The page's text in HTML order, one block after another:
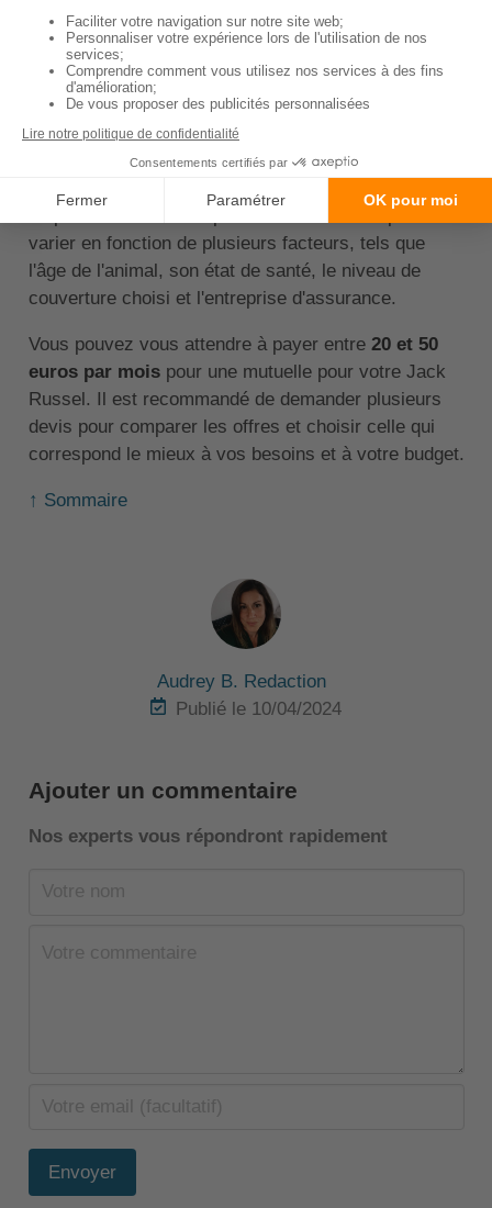
↑ Sommaire
Quel est le prix pour une
mutuelle pour un jack
russel ?
Le prix d'une mutuelle pour un Jack Russel peut
varier en fonction de plusieurs facteurs, tels que
l'âge de l'animal, son état de santé, le niveau de
couverture choisi et l'entreprise d'assurance.
Vous pouvez vous attendre à payer entre 20 et 50
euros par moispour une mutuelle pour votre Jack
Russel. Il est recommandé de demander plusieurs
devis pour comparer les offres et choisir celle qui
correspond le mieux à vos besoins et à votre budget.
↑ Sommaire
Audrey B. Redaction
Publié le 10/04/2024
Ajouter un commentaire
Nos experts vous répondront rapidement
Envoyer